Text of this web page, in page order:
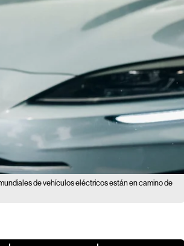
de vehículos eléctricos están en camino de